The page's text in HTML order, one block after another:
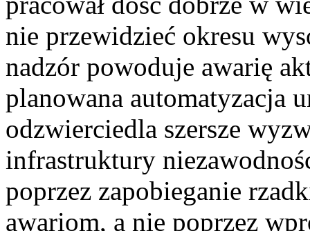
nie przewidzieć okresu
nadzór powoduje awarię
planowana automatyzacja
odzwierciedla szersze
infrastruktury
poprzez zapobieganie
awariom, a nie poprzez